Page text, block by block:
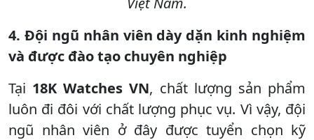
4. Đội ngũ nhân viên dày dặn kinh nghiệm
và được đào tạo chuyên nghiệp
Tại 18K Watches VN, chất lượng sản phẩm
luôn đi đôi với chất lượng phục vụ. Vì vậy, đội
ngũ nhân viên ở đây được tuyển chọn kỹ